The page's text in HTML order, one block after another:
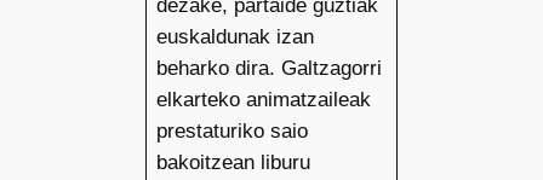
dezake, partaide guztiak
euskaldunak izan
beharko dira. Galtzagorri
elkarteko animatzaileak
prestaturiko saio
bakoitzean liburu